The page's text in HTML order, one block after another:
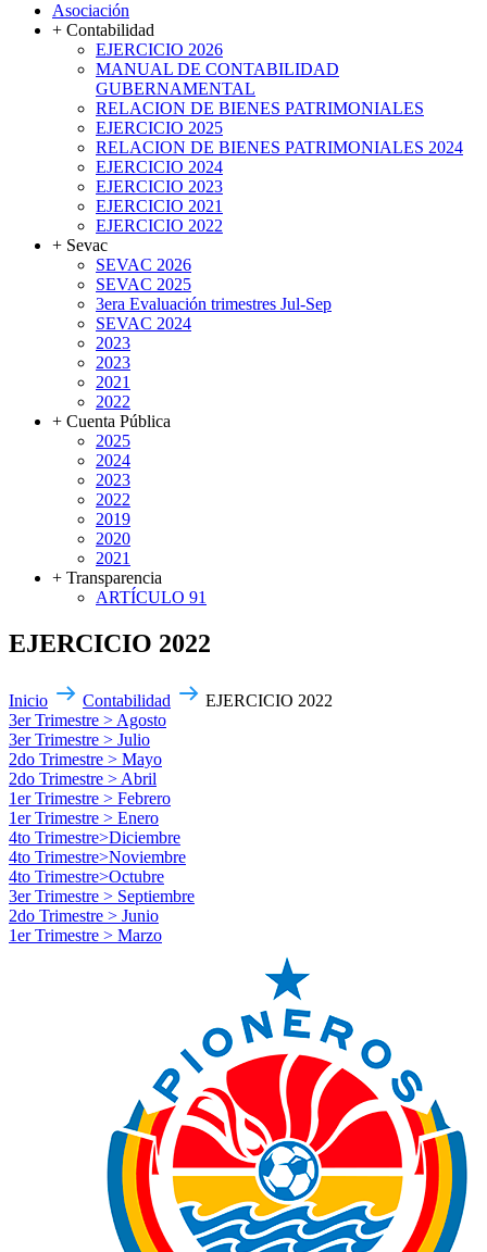
Asociación
+ Contabilidad
EJERCICIO 2026
MANUAL DE CONTABILIDAD
GUBERNAMENTAL
RELACION DE BIENES PATRIMONIALES
EJERCICIO 2025
RELACION DE BIENES PATRIMONIALES 2024
EJERCICIO 2024
EJERCICIO 2023
EJERCICIO 2021
EJERCICIO 2022
+ Sevac
SEVAC 2026
SEVAC 2025
3era Evaluación trimestres Jul-Sep
SEVAC 2024
2023
2023
2021
2022
+ Cuenta Pública
2025
2024
2023
2022
2019
2020
2021
+ Transparencia
ARTÍCULO 91
EJERCICIO 2022
Inicio Contabilidad
EJERCICIO 2022
3er Trimestre > Agosto
3er Trimestre > Julio
2do Trimestre > Mayo
2do Trimestre > Abril
1er Trimestre > Febrero
1er Trimestre > Enero
4to Trimestre>Diciembre
4to Trimestre>Noviembre
4to Trimestre>Octubre
3er Trimestre > Septiembre
2do Trimestre > Junio
1er Trimestre > Marzo